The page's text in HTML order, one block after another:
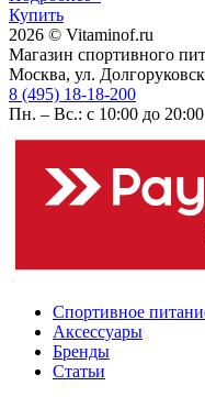
Купить
2026 © Vitaminof.ru
Магазин спортивного
Москва, ул.
8 (495) 18-18-200
Пн. – Вс.: с 10:00 до 20:00
Спортивное
Аксессуары
Бренды
Статьи